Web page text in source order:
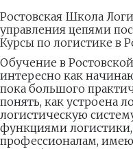
Ростовская Школа
управления цепями
Курсы по логистике в
Обучение в
интересно как
пока большого
понять, как устроена
логистическую
функциями
профессионалам,